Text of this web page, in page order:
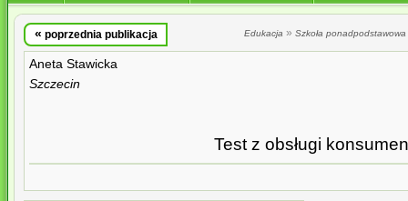
« poprzednia publikacja Edukacja » Szkoła ponadpodstawowa
Aneta Stawicka
Szczecin
Test z obsługi